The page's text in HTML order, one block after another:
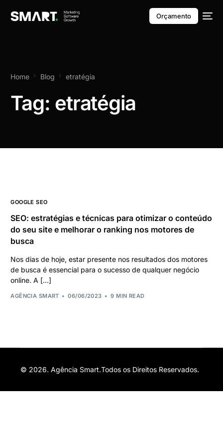
Orçamento
Home Blog etratégia
Tag: etratégia
GOOGLE SEO
SEO: estratégias e técnicas para otimizar o conteúdo
do seu site e melhorar o ranking nos motores de
busca
Nos dias de hoje, estar presente nos resultados dos motores
de busca é essencial para o sucesso de qualquer negócio
online. A […]
AGÊNCIA SMART 06/06/2023 9 MIN READ
© 2026. Agência Smart.Todos os Direitos Reservados.